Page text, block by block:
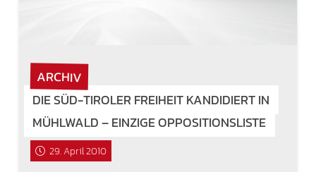
ARCHIV
DIE SÜD-TIROLER FREIHEIT KANDIDIERT IN
MÜHLWALD – EINZIGE OPPOSITIONSLISTE
29. April 2010